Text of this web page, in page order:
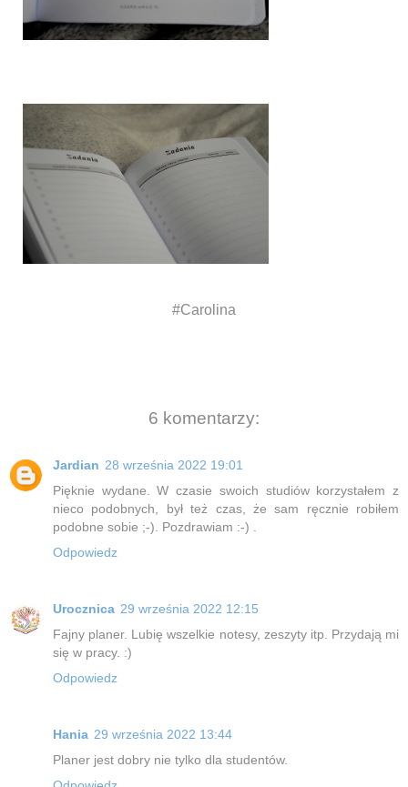
#Carolina
6 komentarzy:
Jardian 28 września 2022 19:01
Pięknie wydane. W czasie swoich studiów korzystałem z
nieco podobnych, był też czas, że sam ręcznie robiłem
podobne sobie ;-). Pozdrawiam :-) .
Odpowiedz
Urocznica 29 września 2022 12:15
Fajny planer. Lubię wszelkie notesy, zeszyty itp. Przydają mi
się w pracy. :)
Odpowiedz
Hania 29 września 2022 13:44
Planer jest dobry nie tylko dla studentów.